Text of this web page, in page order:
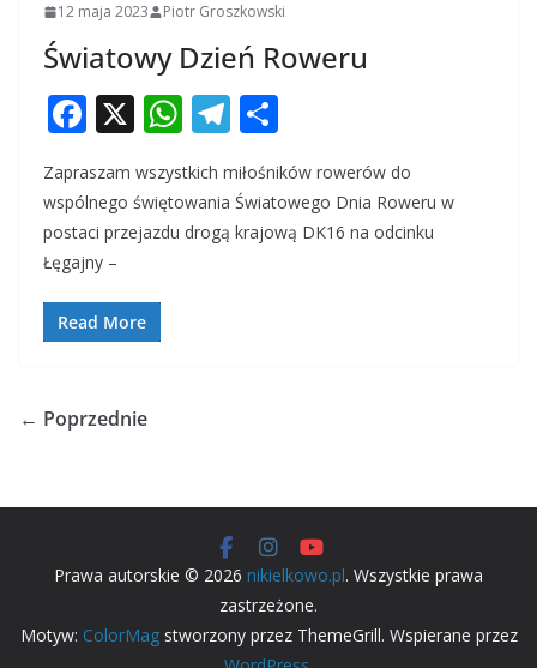
12 maja 2023 Piotr Groszkowski
Światowy Dzień Roweru
F
e
b
o
o
k
X W
h
at
s
T
el
e
gr
h
ar
e
Zapraszam wszystkich miłośników rowerów do
wspólnego świętowania Światowego Dnia Roweru w
postaci przejazdu drogą krajową DK16 na odcinku
Łęgajny –
Read More
← Poprzednie
Prawa autorskie © 2026 nikielkowo.pl. Wszystkie prawa
zastrzeżone.
Motyw: ColorMagstworzony przez ThemeGrill. Wspierane przez